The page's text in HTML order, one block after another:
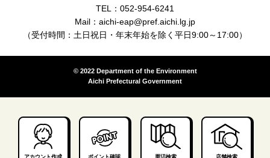
TEL：052-954-6241
Mail：aichi-eap@pref.aichi.lg.jp
（受付時間：土日祝日・年末年始を除く平日9:00～17:00）
© 2022 Department of the Environment
Aichi Prefectural Government